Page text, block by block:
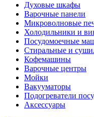
Духовые шкафы
Варочные панели
Микроволновые
Холодильники и
Посудомоечные
Стиральные и
Кофемашины
Варочные центры
Мойки
Вакууматоры
Подогреватели
Аксессуары